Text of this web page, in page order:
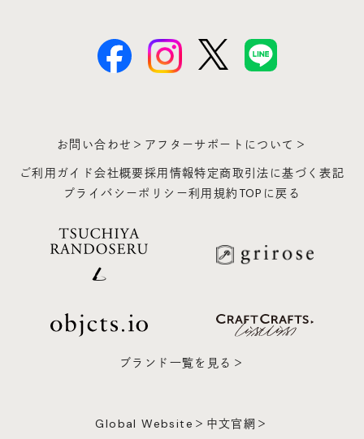
お問い合わせ＞ アフターサポートについて＞
ご利用ガイド会社概要採用情報特定商取引法に基づく表記
プライバシーポリシー利用規約 TOPに戻る
ブランド一覧を見る＞
Global Website＞ 中文官網＞